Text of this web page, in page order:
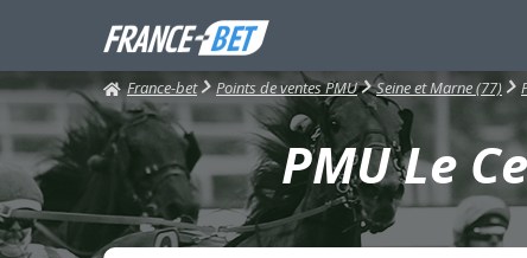
France-bet Points de ventes PMU Seine et Marne (77)
PMU Le